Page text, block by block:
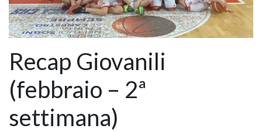
Recap Giovanili
(febbraio – 2ª
settimana)